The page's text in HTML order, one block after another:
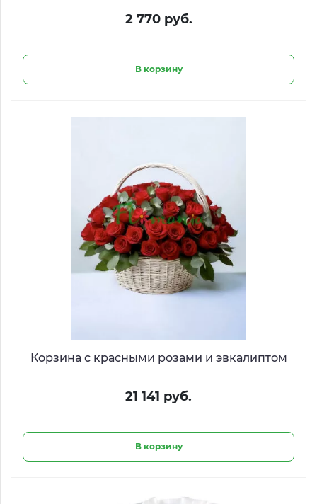
2 770 руб.
В корзину
Корзина с красными розами и эвкалиптом
21 141 руб.
В корзину